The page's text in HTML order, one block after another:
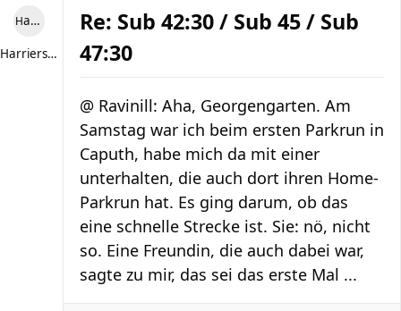
Harriersand reloaded
Harriersand reloaded
Re: Sub 42:30 / Sub 45 / Sub
47:30
@ Ravinill: Aha, Georgengarten. Am
Samstag war ich beim ersten Parkrun in
Caputh, habe mich da mit einer
unterhalten, die auch dort ihren Home-
Parkrun hat. Es ging darum, ob das
eine schnelle Strecke ist. Sie: nö, nicht
so. Eine Freundin, die auch dabei war,
sagte zu mir, das sei das erste Mal ...